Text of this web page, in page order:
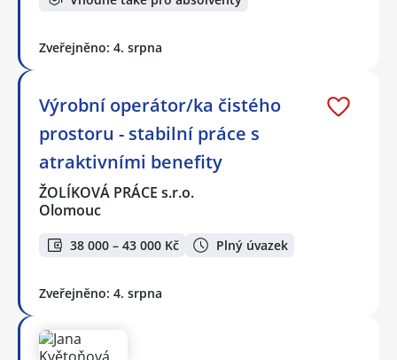
Zveřejněno: 4. srpna
Výrobní operátor/ka čistého
prostoru - stabilní práce s
atraktivními benefity
ŽOLÍKOVÁ PRÁCE s.r.o.
Olomouc
38 000 – 43 000 Kč Plný úvazek
Zveřejněno: 4. srpna